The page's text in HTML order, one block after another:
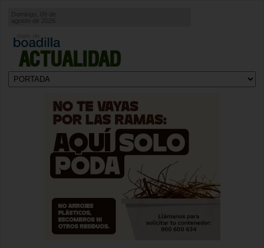
ACTUALIDAD
Domingo, 09 de
agosto de 2026